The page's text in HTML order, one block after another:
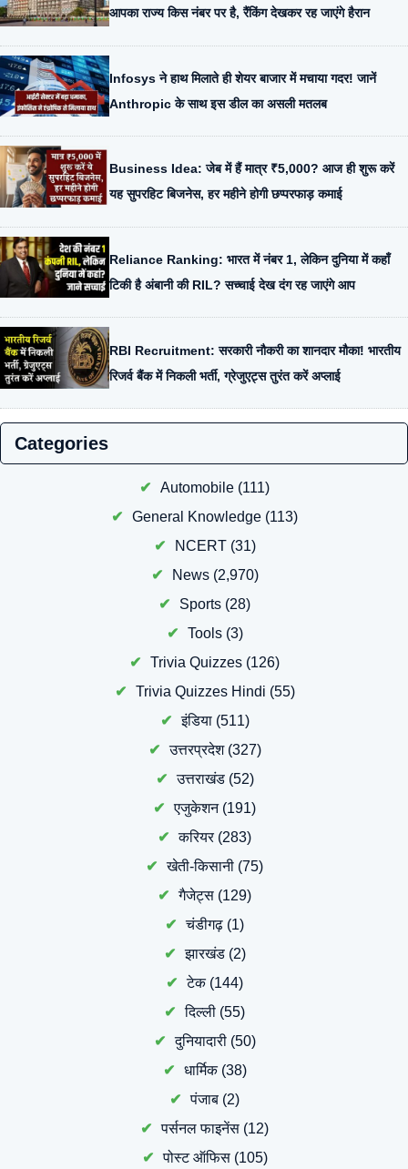
आपका राज्य किस नंबर पर है, रैंकिंग देखकर रह जाएंगे हैरान
Infosys ने हाथ मिलाते ही शेयर बाजार में मचाया गदर! जानें
Anthropic के साथ इस डील का असली मतलब
Business Idea: जेब में हैं मात्र ₹5,000? आज ही शुरू करें
यह सुपरहिट बिजनेस, हर महीने होगी छप्परफाड़ कमाई
Reliance Ranking: भारत में नंबर 1, लेकिन दुनिया में कहाँ
टिकी है अंबानी की RIL? सच्चाई देख दंग रह जाएंगे आप
RBI Recruitment: सरकारी नौकरी का शानदार मौका! भारतीय
रिजर्व बैंक में निकली भर्ती, ग्रेजुएट्स तुरंत करें अप्लाई
Categories
Automobile (111)
General Knowledge (113)
NCERT(31)
News(2,970)
Sports (28)
Tools(3)
Trivia Quizzes (126)
Trivia Quizzes Hindi (55)
इंडिया(511)
उत्तरप्रदेश(327)
उत्तराखंड(52)
एजुकेशन(191)
करियर(283)
खेती-किसानी (75)
गैजेट्स (129)
चंडीगढ़ (1)
झारखंड(2)
टेक(144)
दिल्ली (55)
दुनियादारी(50)
धार्मिक(38)
पंजाब (2)
पर्सनल फाइनेंस (12)
पोस्ट ऑफिस(105)